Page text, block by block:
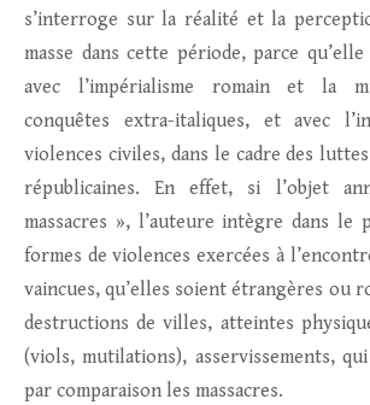
s’interroge sur la réalité et la
masse dans cette période, parce
avec l’impérialisme romain et la
conquêtes extra-italiques, et avec
violences civiles, dans le cadre des
républicaines. En effet, si l’objet
massacres », l’auteure intègre dans le
formes de violences exercées à
vaincues, qu’elles soient étrangères ou
destructions de villes, atteintes
(viols, mutilations), asservissements,
par comparaison les massacres.